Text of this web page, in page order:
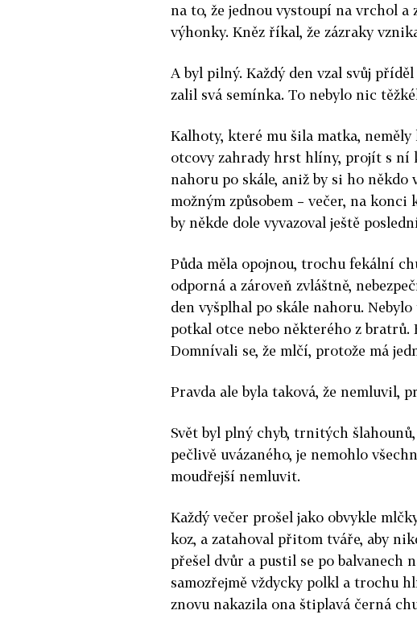
na to, že jednou vystoupí na vrchol a
výhonky. Kněz říkal, že zázraky
A byl pilný. Každý den vzal svůj
zalil svá semínka. To nebylo nic
Kalhoty, které mu šila matka,
otcovy zahrady hrst hlíny, projít s ní
nahoru po skále, aniž by si ho někdo
možným způsobem – večer, na
by někde dole vyvazoval ještě
Půda měla opojnou, trochu fekální
odporná a zároveň zvláštně,
den vyšplhal po skále nahoru.
potkal otce nebo některého z
Domnívali se, že mlčí, protože má
Pravda ale byla taková, že nemluvil,
Svět byl plný chyb, trnitých
pečlivě uvázaného, je nemohlo
moudřejší nemluvit.
Každý večer prošel jako obvykle
koz, a zatahoval přitom tváře, aby
přešel dvůr a pustil se po balvanech
samozřejmě vždycky polkl a trochu
znovu nakazila ona štiplavá černá